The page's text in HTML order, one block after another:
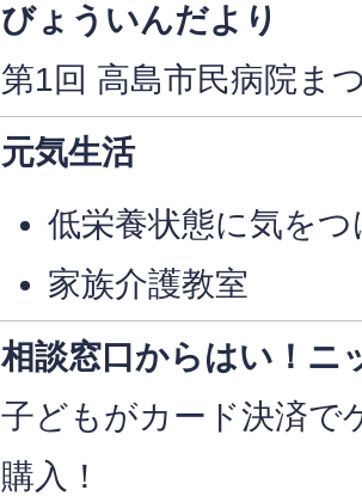
びょういんだより
第1回 高島市民病院ま
元気生活
低栄養状態に気を
家族介護教室
相談窓口からはい！ニ
子どもがカード決済で
購入！